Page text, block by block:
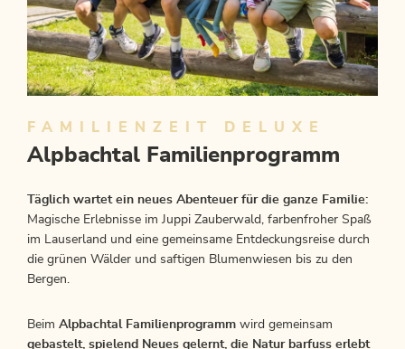
FAMILIENZEIT DELUXE
Alpbachtal Familienprogramm
Täglich wartet ein neues Abenteuer für die ganze Familie:
Magische Erlebnisse im Juppi Zauberwald, farbenfroher Spaß
im Lauserland und eine gemeinsame Entdeckungsreise durch
die grünen Wälder und saftigen Blumenwiesen bis zu den
Bergen.
Beim Alpbachtal Familienprogramm wird gemeinsam
gebastelt, spielend Neues gelernt, die Natur barfuss erlebt